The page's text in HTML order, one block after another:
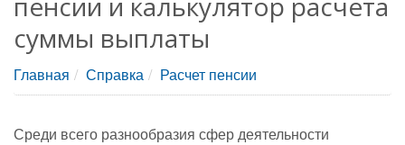
суммы выплаты
Главная Справка Расчет пенсии
Среди всего разнообразия сфер деятельности